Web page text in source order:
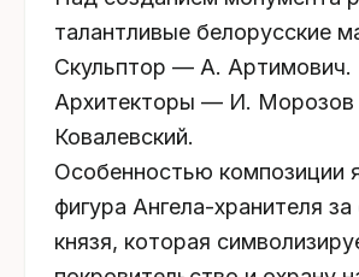
талантливые белорусские
Скульптор — А. Артимович.
Архитекторы — И. Морозов
Ковалевский.
Особенностью композиции
фигура Ангела-хранителя за
князя, которая